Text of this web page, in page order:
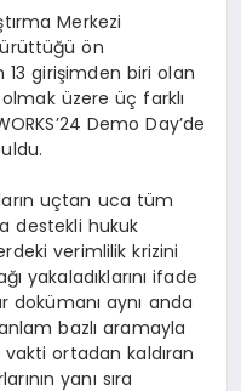
Merkezi
ön
13 girişimden biri olan
üzere üç farklı
Demo Day’de
uçtan uca tüm
destekli hukuk
verimlilik krizini
yakaladıklarını ifade
dokümanı aynı anda
bazlı aramayla
ortadan kaldıran
yanı sıra